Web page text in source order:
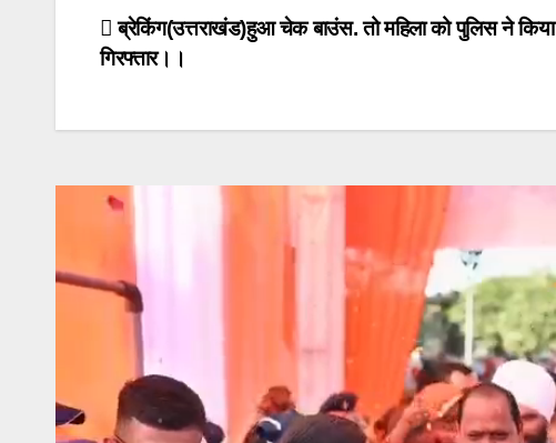
Post
navigation
ब्रेकिंग(उत्तराखंड)हुआ चेक बाउंस. तो महिला को पुलिस ने किया
गिरफ्तार।।